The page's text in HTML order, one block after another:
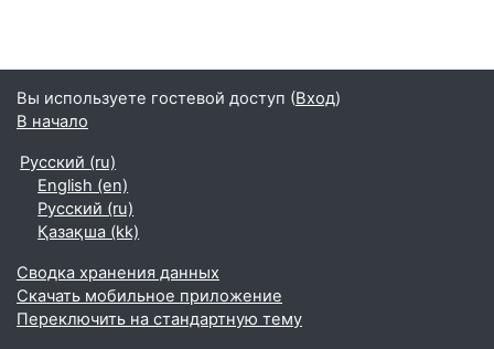
Вы используете гостевой доступ (Вход)
В начало
Русский ‎(ru)‎
English ‎(en)‎
Русский ‎(ru)‎
Қазақша ‎(kk)‎
Сводка хранения данных
Скачать мобильное приложение
Переключить на стандартную тему